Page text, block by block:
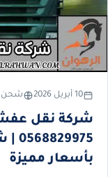
10 أبريل 2026 شحن
شركة نقل
بأسعار مميزة